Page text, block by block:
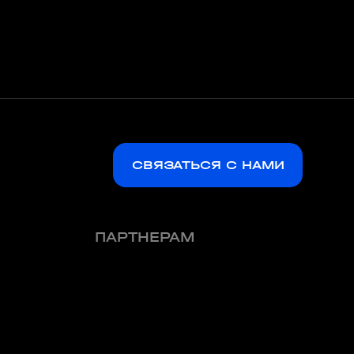
СВЯЗАТЬСЯ С НАМИ
ПАРТНЕРАМ